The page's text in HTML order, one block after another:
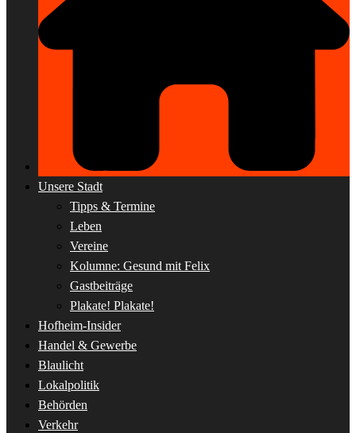
Unsere Stadt
Tipps & Termine
Leben
Vereine
Kolumne: Gesund mit Felix
Gastbeiträge
Plakate! Plakate!
Hofheim-Insider
Handel & Gewerbe
Blaulicht
Lokalpolitik
Behörden
Verkehr